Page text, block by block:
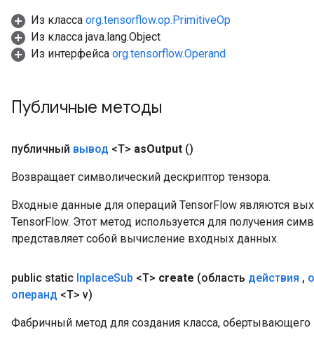
Из класса org.tensorflow.op.PrimitiveOp
Из класса java.lang.Object
Из интерфейса org.tensorflow.Operand
Публичные методы
публичный вывод <T> asOutput ()
Возвращает символический дескриптор тензора.
Входные данные для операций TensorFlow являются
TensorFlow. Этот метод используется для получения
представляет собой вычисление входных данных.
public static InplaceSub <T> create (область действия ,
операнд <T> v)
Фабричный метод для создания класса,